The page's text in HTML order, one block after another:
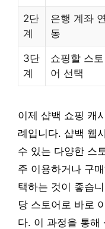
2단
계
은행 계좌 연
동
3단
계
쇼핑할 스토
어 선택
이제 샵백 쇼핑 캐
례입니다. 샵백 웹
수 있는 다양한 스
주 이용하거나 구
택하는 것이 좋습
당 스토어로 바로
다. 이 과정을 통해